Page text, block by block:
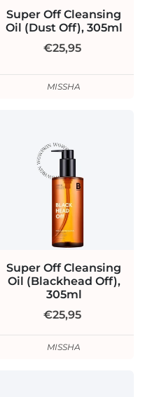
Super Off Cleansing
Oil (Dust Off), 305ml
€25,95
MISSHA
Super Off Cleansing
Oil (Blackhead Off),
305ml
€25,95
MISSHA